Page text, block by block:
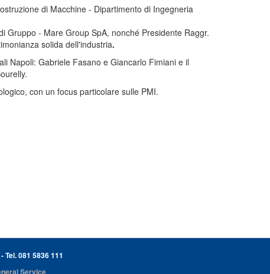
di Macchine - Dipartimento di Ingegneria
Gruppo - Mare Group SpA, nonché Presidente Raggr.
solida dell'industria.
Napoli: Gabriele Fasano e Giancarlo Fimiani e il
con un focus particolare sulle PMI.
Tel. 081 5836 111
Service